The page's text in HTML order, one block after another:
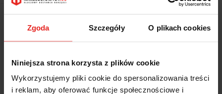
Zgoda Szczegóły O plikach cookies
Niniejsza strona korzysta z plików cookie
Wykorzystujemy pliki cookie do spersonalizowania treści
i reklam, aby oferować funkcje społecznościowe i
OPIS
INFORMACJE DOT.